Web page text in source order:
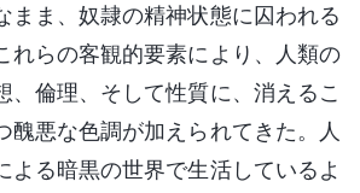
まま、奴隷の精神状態に囚われる
れらの客観的要素により、人類の
、倫理、そして性質に、消えるこ
醜悪な色調が加えられてきた。人
よる暗黒の世界で生活しているよ